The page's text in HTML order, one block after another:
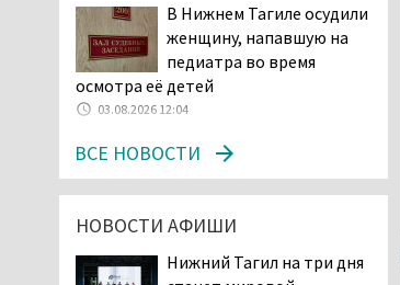
Нижний Тагил на три дня
станет мировой
столицей
короткометражного кино
05.08.2026 13:20
Мэрия раскрыла имя
главной звезды Дня
города в Нижнем Тагиле
05.08.2026 11:26
разыскивают 45-летнего
В Нижнем Тагиле осудили
женщину, напавшую на
педиатра во время
осмотра её детей
03.08.2026 12:04
ВСЕ НОВОСТИ
НОВОСТИ АФИШИ
Нижний Тагил на три дня